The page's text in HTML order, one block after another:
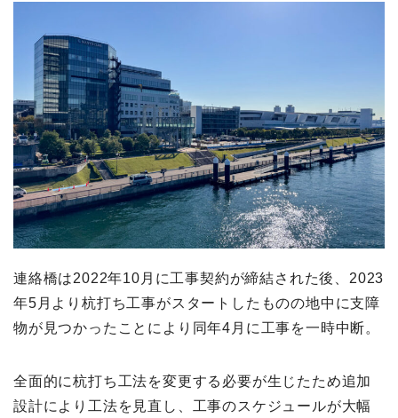
連絡橋は2022年10月に工事契約が締結された後、2023
年5月より杭打ち工事がスタートしたものの地中に支障
物が見つかったことにより同年4月に工事を一時中断。
全面的に杭打ち工法を変更する必要が生じたため追加
設計により工法を見直し、工事のスケジュールが大幅